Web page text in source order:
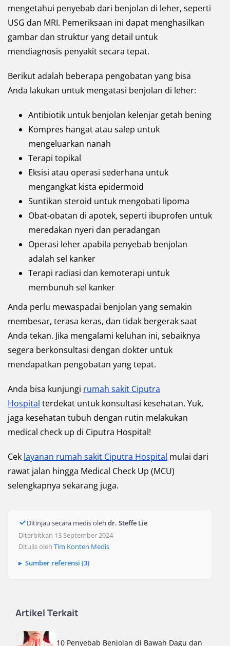
mengetahui penyebab dari benjolan di leher, seperti
USG dan MRI. Pemeriksaan ini dapat menghasilkan
gambar dan struktur yang detail untuk
mendiagnosis penyakit secara tepat.
Berikut adalah beberapa pengobatan yang bisa
Anda lakukan untuk mengatasi benjolan di leher:
Antibiotik untuk benjolan kelenjar getah bening
Kompres hangat atau salep untuk
mengeluarkan nanah
Terapi topikal
Eksisi atau operasi sederhana untuk
mengangkat kista epidermoid
Suntikan steroid untuk mengobati lipoma
Obat-obatan di apotek, seperti ibuprofen untuk
meredakan nyeri dan peradangan
Operasi leher apabila penyebab benjolan
adalah sel kanker
Terapi radiasi dan kemoterapi untuk
membunuh sel kanker
Anda perlu mewaspadai benjolan yang semakin
membesar, terasa keras, dan tidak bergerak saat
Anda tekan. Jika mengalami keluhan ini, sebaiknya
segera berkonsultasi dengan dokter untuk
mendapatkan pengobatan yang tepat.
Anda bisa kunjungi rumah sakit Ciputra
Hospital terdekat untuk konsultasi kesehatan. Yuk,
jaga kesehatan tubuh dengan rutin melakukan
medical check up di Ciputra Hospital!
Cek layanan rumah sakit Ciputra Hospital mulai dari
rawat jalan hingga Medical Check Up (MCU)
selengkapnya sekarang juga.
Ditinjau secara medis oleh dr. Steffe Lie
Diterbitkan 13 September 2024
Ditulis oleh Tim Konten Medis
Sumber referensi (3)
Artikel Terkait
10 Penyebab Benjolan di Bawah Dagu dan